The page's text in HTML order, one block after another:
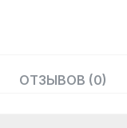
ОТЗЫВОВ (0)